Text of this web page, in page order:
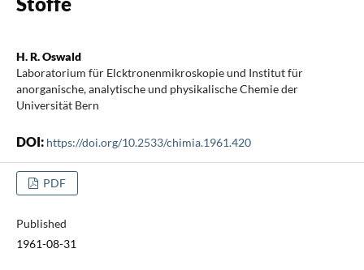
H. R. Oswald
Laboratorium für Elcktronenmikroskopie und Institut für
anorganische, analytische und physikalische Chemie der
Universität Bern
DOI: https://doi.org/10.2533/chimia.1961.420
PDF
Published
1961-08-31